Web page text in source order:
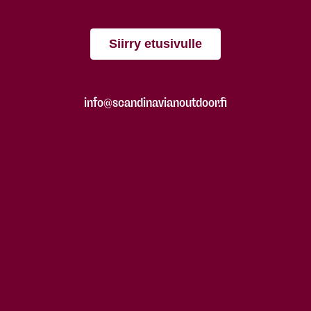
Siirry etusivulle
info@scandinavianoutdoor.fi